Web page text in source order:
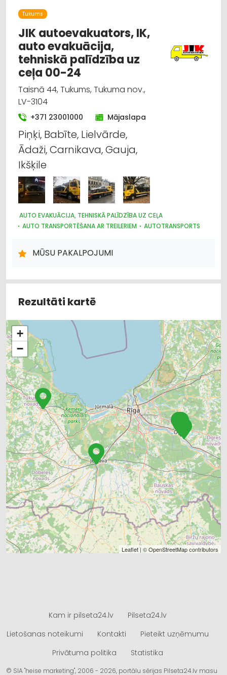
LABOŠANA, REMONTS
Tukums
JIK autoevakuators, IK,
auto evakuācija,
tehniskā palīdzība uz
ceļa 00-24
Taisnā 44, Tukums, Tukuma nov.,
LV-3104
+371 23001000 Mājaslapa
Piņķi, Babīte, Lielvārde,
Ādaži, Carnikava, Gauja,
Ikšķile
AUTO EVAKUĀCIJA, TEHNISKĀ PALĪDZĪBA UZ CEĻA
AUTO TRANSPORTĒŠANA AR TREILERIEM
AUTOTRANSPORTS
MŪSU PAKALPOJUMI
Rezultāti kartē
+
−
Leaflet| ©OpenStreetMapcontributors
Kam ir pilseta24.lv
Pilseta24.lv
Lietošanas noteikumi
Kontakti
Pieteikt uzņēmumu
Privātuma politika
Statistika
© SIA "heise marketing", 2006 - 2026, portālu sērijas Pilseta24.lv masu